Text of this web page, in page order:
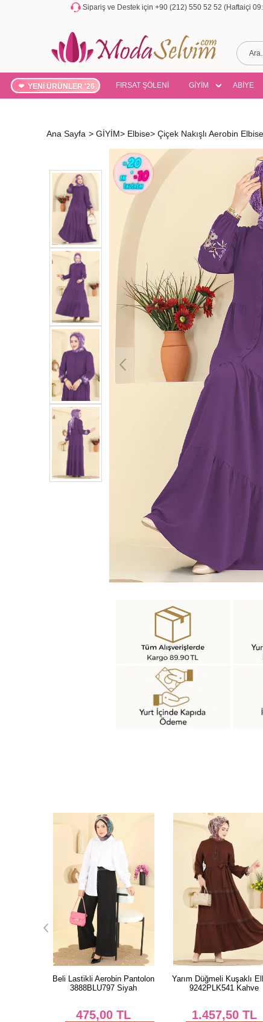
Sipariş ve Destek için +90 (212) 550 52 52 (Haftaiçi
YENİ ÜRÜNLER '26 FIRSAT ŞÖLENİ GİYİM ABİYE
Ana Sayfa > GİYİM> Elbise> Çiçek Nakışlı Aerobin
Beli Lastikli Aerobin Pantolon
3888BLU797 Siyah
475,00 TL
Yarım Düğmeli Kuşaklı
9242PLK541 Kahve
1.457,50TL